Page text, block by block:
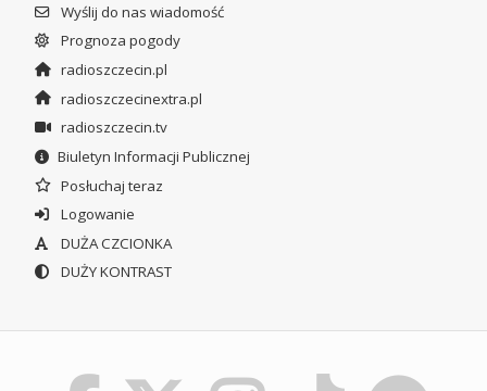
Wyślij do nas wiadomość
Prognoza pogody
radioszczecin.pl
radioszczecinextra.pl
radioszczecin.tv
Biuletyn Informacji Publicznej
Posłuchaj teraz
Logowanie
DUŻA CZCIONKA
DUŻY KONTRAST